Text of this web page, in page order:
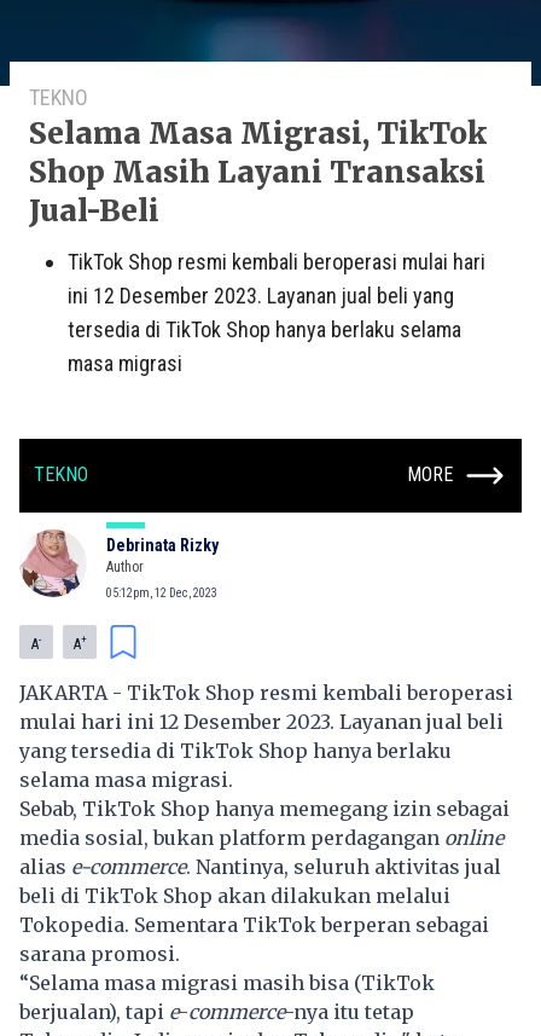
TEKNO
Selama Masa Migrasi, TikTok
Shop Masih Layani Transaksi
Jual-Beli
TikTok Shop resmi kembali beroperasi mulai hari
ini 12 Desember 2023. Layanan jual beli yang
tersedia di TikTok Shop hanya berlaku selama
masa migrasi
TEKNO MORE
Debrinata Rizky
Author
05:12pm, 12 Dec, 2023
A- A+
JAKARTA - TikTok Shop resmi kembali beroperasi
mulai hari ini 12 Desember 2023. Layanan jual beli
yang tersedia di TikTok Shop hanya berlaku
selama masa migrasi.
Sebab, TikTok Shop hanya memegang izin sebagai
media sosial, bukan platform perdagangan online
alias e-commerce. Nantinya, seluruh aktivitas jual
beli di TikTok Shop akan dilakukan melalui
Tokopedia. Sementara TikTok berperan sebagai
sarana promosi.
“Selama masa migrasi masih bisa (TikTok
berjualan), tapi e-commerce-nya itu tetap